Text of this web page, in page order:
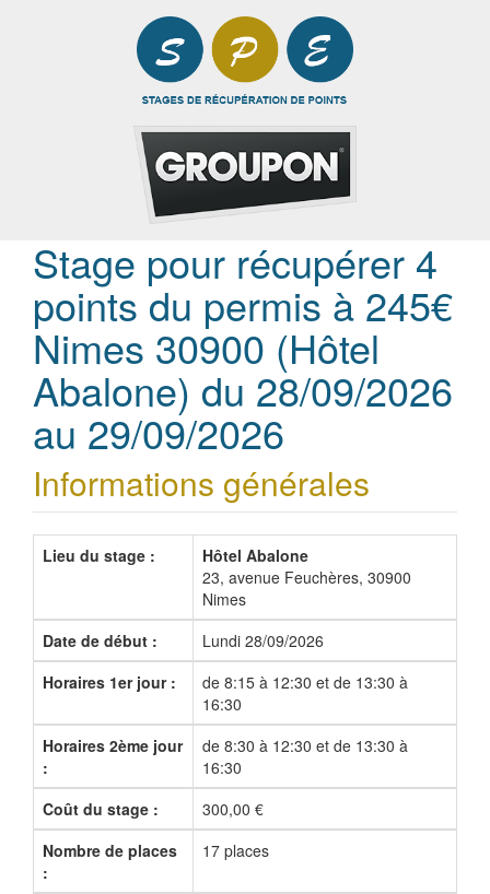
Stage pour récupérer 4
points du permis à 245€
Nimes 30900 (Hôtel
Abalone) du 28/09/2026
au 29/09/2026
Informations générales
Lieu du stage :
Hôtel Abalone
23, avenue Feuchères, 30900
Nimes
Date de début :
Lundi 28/09/2026
Horaires 1er jour :
de 8:15 à 12:30 et de 13:30 à
16:30
Horaires 2ème jour
:
de 8:30 à 12:30 et de 13:30 à
16:30
Coût du stage :
300,00 €
Nombre de places
:
17 places